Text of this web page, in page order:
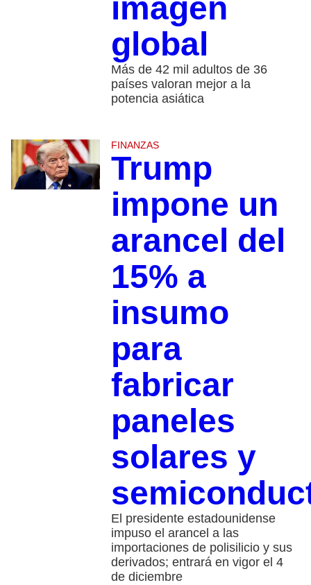
imagen
global
Más de 42 mil adultos de 36
países valoran mejor a la
potencia asiática
FINANZAS
Trump
impone un
arancel del
15% a
insumo
para
fabricar
paneles
solares y
El presidente estadounidense
impuso el arancel a las
importaciones de polisilicio y sus
derivados; entrará en vigor el 4
de diciembre